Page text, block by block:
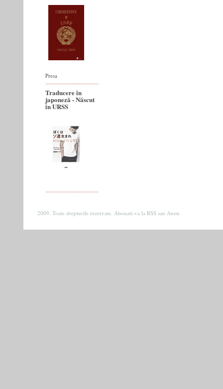
Presa
Traducere în
japoneză - Născut
în URSS
2009. Toate drepturile rezervate. Abonati-va la RSS sau Atom